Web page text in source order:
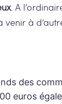
. A
à
des
euros